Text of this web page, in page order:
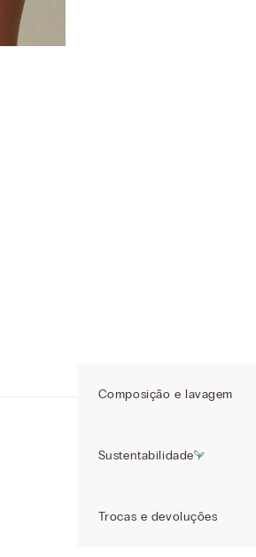
Composição e lavagem
Sustentabilidade
Trocas e devoluções